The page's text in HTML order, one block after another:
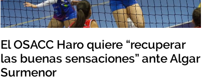
El OSACC Haro quiere “recuperar
las buenas sensaciones” ante Algar
Surmenor